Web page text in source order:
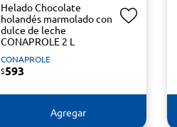
Helado Chocolate
holandés marmolado con
dulce de leche
CONAPROLE 2 L
CONAPROLE
$593
Agregar